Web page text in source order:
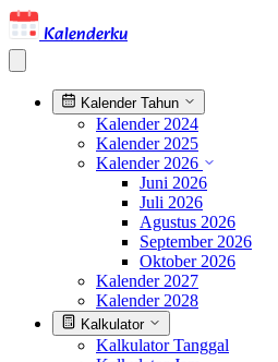
Kalenderku
Kalender Tahun
Kalender 2024
Kalender 2025
Kalender 2026
Juni 2026
Juli 2026
Agustus 2026
September 2026
Oktober 2026
Kalender 2027
Kalender 2028
Kalkulator
Kalkulator Tanggal